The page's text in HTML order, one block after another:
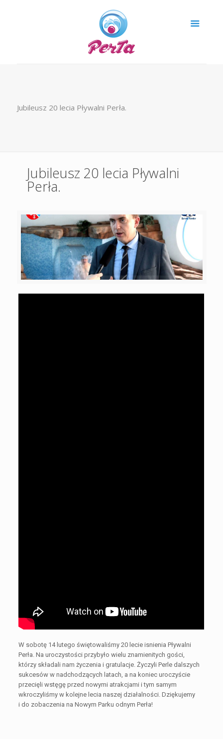
Jubileusz 20 lecia Pływalni Perła.
Jubileusz 20 lecia Pływalni
Perła.
W sobotę 14 lutego świętowaliśmy 20 lecie isnienia Pływalni
Perła. Na uroczystości przybyło wielu znamienitych gości,
którzy składali nam życzenia i gratulacje. Życzyli Perle dalszych
sukcesów w nadchodzących latach, a na koniec uroczyście
przecięli wstęgę przed nowymi atrakcjami i tym samym
wkroczyliśmy w kolejne lecia naszej działalności. Dziękujemy
i do zobaczenia na Nowym Parku odnym Perła!